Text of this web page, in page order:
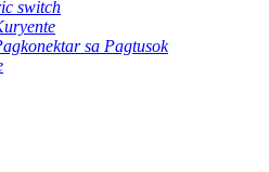
switch
sa Pagtusok